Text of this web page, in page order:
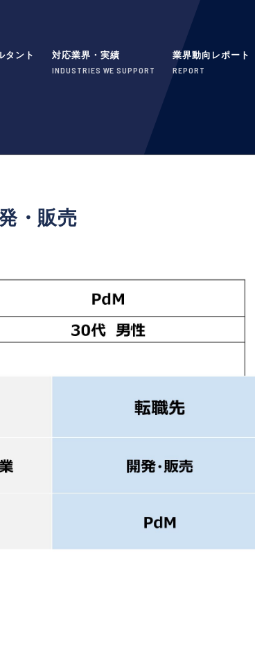
タント 対応業界・実績
INDUSTRIES WE SUPPORT
業界動向レポート
REPORT
・販売